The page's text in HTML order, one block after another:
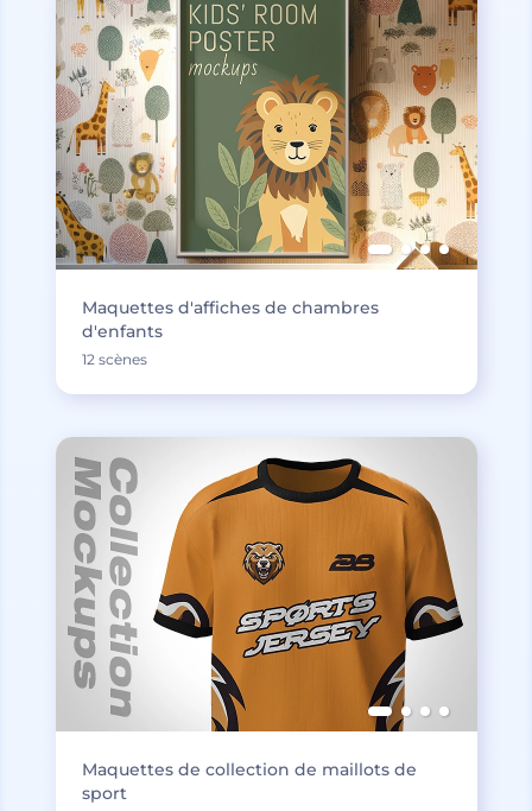
Maquettes d'affiches de chambres
d'enfants
12 scènes
Maquettes de collection de maillots de
sport